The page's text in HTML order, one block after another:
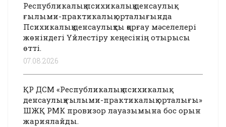
Республикалық психикалық денсаулық
ғылыми-практикалық орталығында
Психикалық денсаулықты қорғау мәселелері
жөніндегі Үйлестіру кеңесінің отырысы
өтті.
07.08.2026
ҚР ДСМ «Республикалық психикалық
денсаулық ғылыми-практикалық орталығы»
ШЖҚ РМК провизор лауазымына бос орын
жариялайды.